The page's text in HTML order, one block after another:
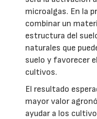
microalgas. En la
combinar un
estructura del
naturales que
suelo y favorecer
cultivos.
El resultado
mayor valor
ayudar a los